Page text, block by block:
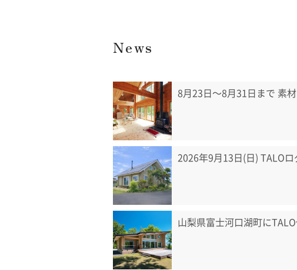
News
8月23日〜8月31日まで 素
2026年9月13日(日) TALO
山梨県富士河口湖町に